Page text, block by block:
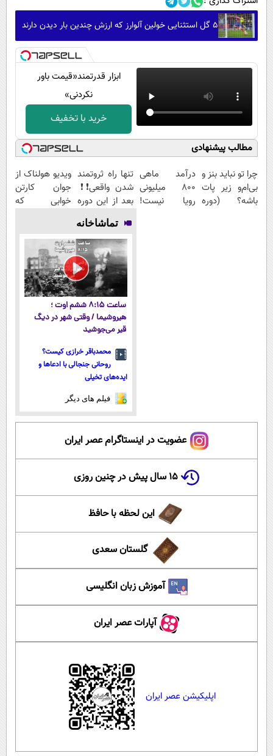
۵ گل استثنایی خولین آلوارز که ارزش چندین بار دیدن دارند
ابزار قدرتمند‌‌«قیمت باور
نکردنی»
خرید با تخفیف
مطالب پیشنهادی
چرا تو نباید بنز و
بی‌ام‌و زیر پات
باشه؟ (دوره
درآمد ماهی
800 میلیونی
رویا نیست!
تنها راه ثروتمند
شدن واقعی❗❗
بعد از این دوره
تو خواب هم
پول در بیار😍
ویدیو هولناک از
جوان کارتن
خوابی که
تماشاخانه
ساعت ۸:۱۵ ششم اوت ؛
هیروشیما / وقتی شهر در دیگ
قیر می‌جوشید
محمدباقر خرازی کیست؟
روحانی جنجالی با ادعاها و
ایده‌های تخیلی
فیلم های دیگر
عضویت در اینستاگرام عصر ایران
۱۵ سال پیش در چنین روزی
این لحظه با حافظ
گلستان سعدی
آموزش زبان انگلیسی
آپارات عصر ایران
اپلیکیشن عصر ایران